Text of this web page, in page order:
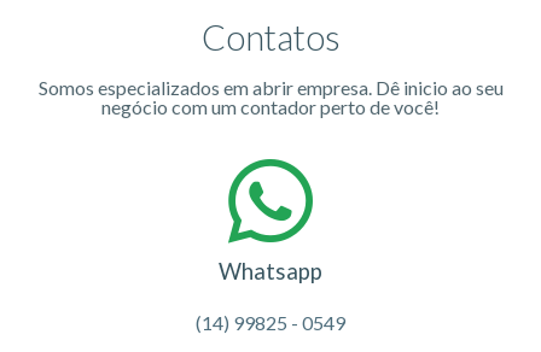
Contatos
Somos especializados em abrir empresa. Dê inicio ao seu
negócio com um contador perto de você!
Whatsapp
(14) 99825 - 0549